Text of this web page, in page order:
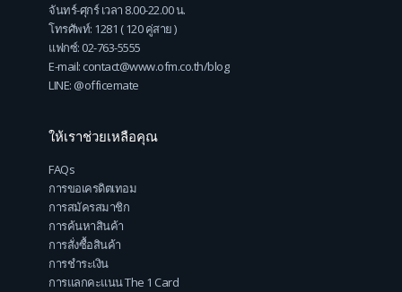
จันทร์-ศุกร์ เวลา 8.00-22.00 น.
โทรศัพท์: 1281 ( 120 คู่สาย )
แฟกซ์: 02-763-5555
E-mail: contact@www.ofm.co.th/blog
LINE: @officemate
ให้เราช่วยเหลือคุณ
FAQs
การขอเครดิตเทอม
การสมัครสมาชิก
การค้นหาสินค้า
การสั่งซื้อสินค้า
การชำระเงิน
การแลกคะแนน The 1 Card